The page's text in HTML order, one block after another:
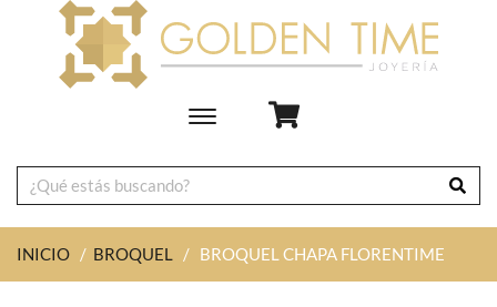
Toggle
navigation
INICIO / BROQUEL / BROQUEL CHAPA FLORENTIME